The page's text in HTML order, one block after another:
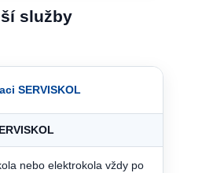
služby
nebo elektrokola vždy po